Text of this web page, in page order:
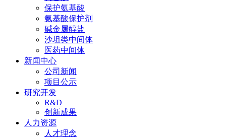
保护氨基酸
氨基酸保护剂
碱金属醇盐
沙坦类中间体
医药中间体
新闻中心
公司新闻
项目公示
研究开发
R&D
创新成果
人力资源
人才理念